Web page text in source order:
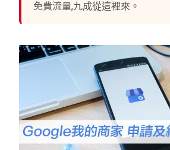
免費流量,九成從這裡來。